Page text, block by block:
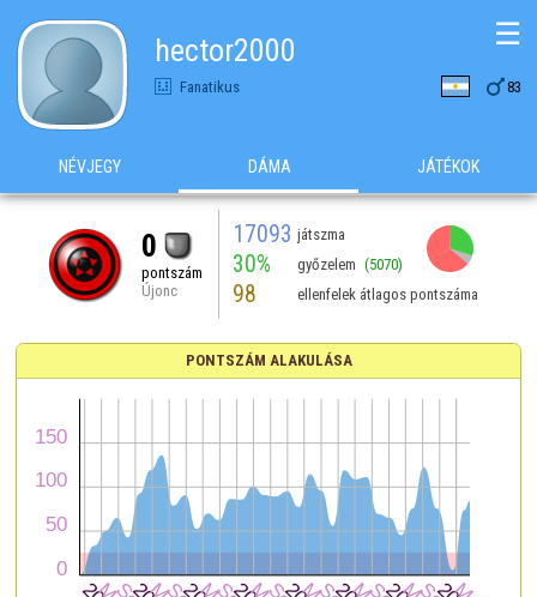
hector2000
Fanatikus 83
☰
NÉVJEGY DÁMA JÁTÉKOK
0
pontszám
Újonc
17093 játszma
30% győzelem (5070)
98 ellenfelek átlagos pontszáma
PONTSZÁM ALAKULÁSA